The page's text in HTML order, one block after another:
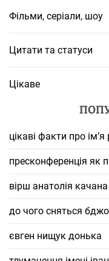
Фільми, серіали, шоу
Цитати та статуси
Цікаве
цікаві факти про
пресконференція як
вірш анатолія
до чого сняться
євген нищук донька